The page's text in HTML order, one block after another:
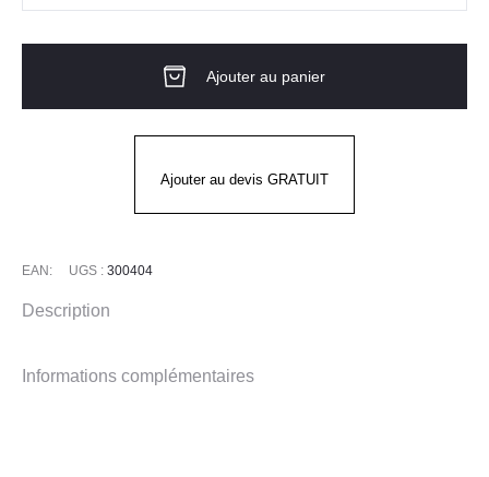
Ajouter au panier
Ajouter au devis GRATUIT
EAN: UGS : 300404
Description
Informations complémentaires